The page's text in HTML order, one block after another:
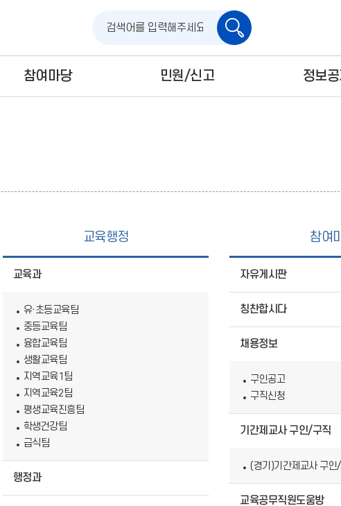
검
색
참여마당 민원/신고 정보공
교육행정
교육과
유·초등교육팀
중등교육팀
융합교육팀
생활교육팀
지역교육1팀
지역교육2팀
평생교육진흥팀
학생건강팀
급식팀
행정과
참여
자유게시판
칭찬합시다
채용정보
구인공고
구직신청
기간제교사 구인/구직
(경기)기간제교사 구인
교육공무직원도움방